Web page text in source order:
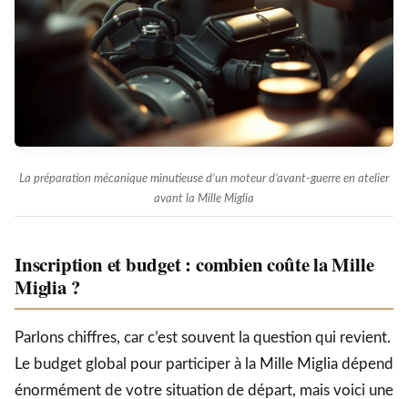
La préparation mécanique minutieuse d’un moteur d’avant-guerre en atelier
avant la Mille Miglia
Inscription et budget : combien coûte la Mille
Miglia ?
Parlons chiffres, car c’est souvent la question qui revient.
Le budget global pour participer à la Mille Miglia dépend
énormément de votre situation de départ, mais voici une